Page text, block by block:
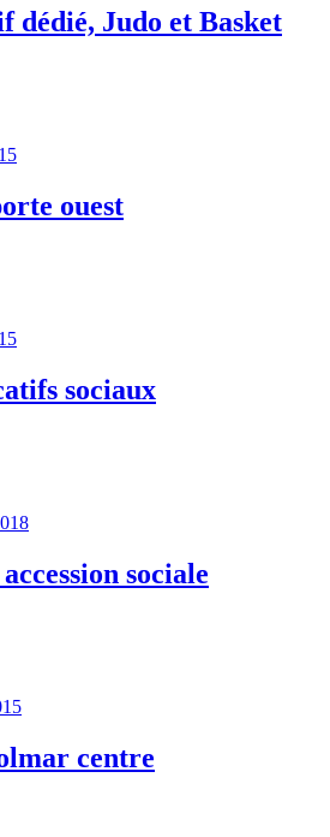
dédié, Judo et Basket
ouest
sociaux
sociale
centre